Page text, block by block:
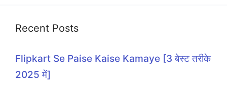
Recent Posts
Flipkart Se Paise Kaise Kamaye [3 बेस्ट तरीके
2025 में]